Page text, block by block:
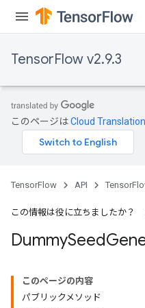
TensorFlow v2.9.3
このページはCloud Translation
TensorFlow API
この情報は役に立ちましたか？
DummySeed
このページの内容
パブリックメソッド